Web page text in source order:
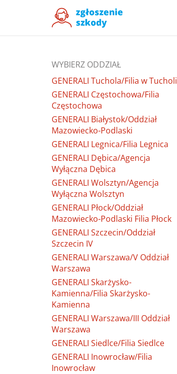
WYBIERZ ODDZIAŁ
GENERALI Tuchola/Filia w Tucholi
GENERALI Częstochowa/Filia
Częstochowa
GENERALI Białystok/Oddział
Mazowiecko-Podlaski
GENERALI Legnica/Filia Legnica
GENERALI Dębica/Agencja
Wyłączna Dębica
GENERALI Wolsztyn/Agencja
Wyłączna Wolsztyn
GENERALI Płock/Oddział
Mazowiecko-Podlaski Filia Płock
GENERALI Szczecin/Oddział
Szczecin IV
GENERALI Warszawa/V Oddział
Warszawa
GENERALI Skarżysko-
Kamienna/Filia Skarżysko-
Kamienna
GENERALI Warszawa/III Oddział
Warszawa
GENERALI Siedlce/Filia Siedlce
GENERALI Inowrocław/Filia
Inowrocław